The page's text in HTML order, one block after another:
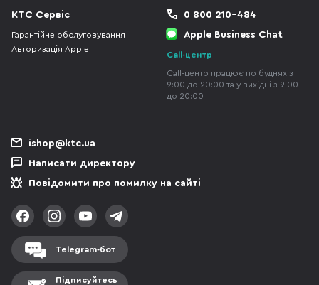
КТС Сервіс
Гарантійне обслуговування
Авторизація Apple
0 800 210-484
Apple Business Chat
Call-центр
Call-центр працює по буднях з
9:00 до 20:00 та у вихідні з 9:00
до 20:00
ishop@ktc.ua
Написати директору
Повідомити про помилку на сайті
Telegram-бот
Підписуйтесь